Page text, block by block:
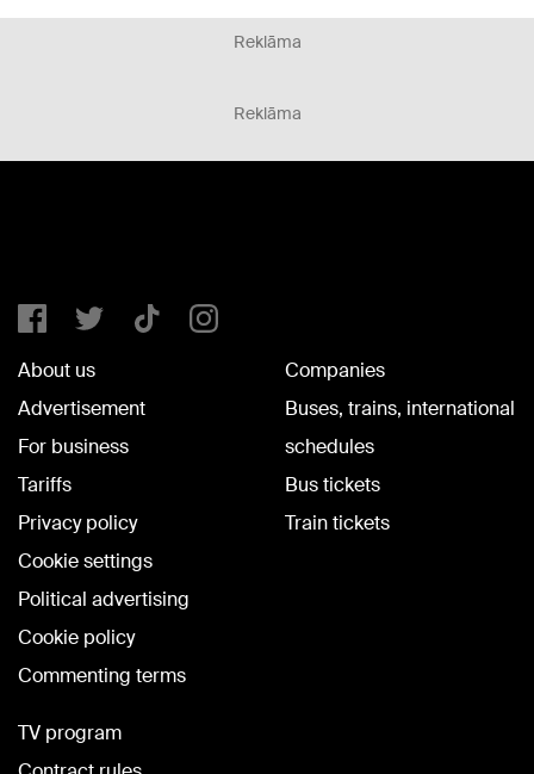
Reklāma
Reklāma
About us
Advertisement
For business
Tariffs
Privacy policy
Cookie settings
Political advertising
Cookie policy
Commenting terms
Companies
Buses, trains, international
schedules
Bus tickets
Train tickets
TV program